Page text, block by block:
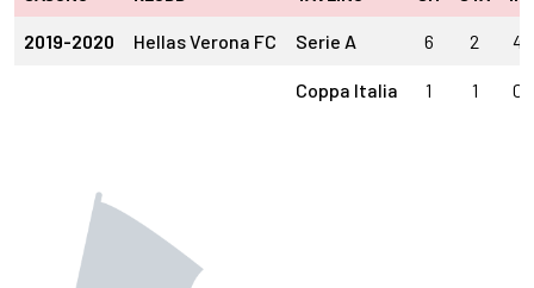
2019-2020 Hellas Verona FC Serie A 6 2 4
Coppa Italia 1 1 0